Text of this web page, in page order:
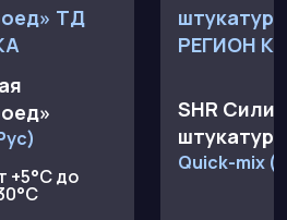
+5°С до
SHR
Quick-mix